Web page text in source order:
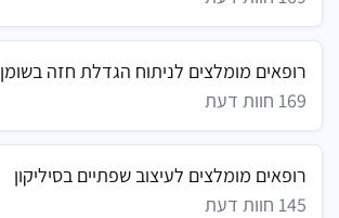
רופאים מומלצים לניתוח הגדלת חזה בשומן
169 חוות דעת
רופאים מומלצים לעיצוב שפתיים בסיליקון
145 חוות דעת